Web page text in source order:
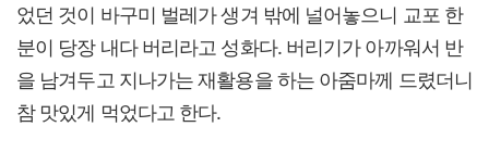
었던 것이 바구미 벌레가 생겨 밖에 널어놓으니 교포 한
분이 당장 내다 버리라고 성화다. 버리기가 아까워서 반
을 남겨두고 지나가는 재활용을 하는 아줌마께 드렸더니
참 맛있게 먹었다고 한다.